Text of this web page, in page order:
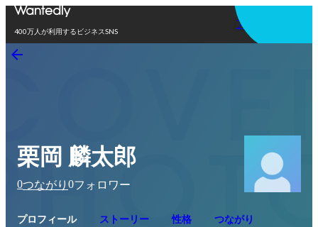
400万人が利用するビジネスSNS
アプリを使う
栗岡 麟太郎
0つながり 0フォロワー
プロフィール ストーリー 性格 つながり